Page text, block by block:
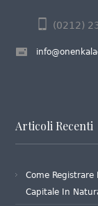
(0212)
Articoli Recenti
Come
Capitale In